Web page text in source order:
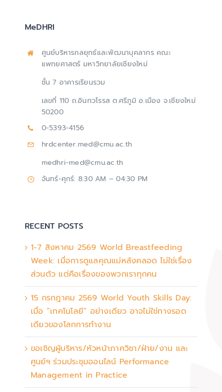
MeDHRI
ศูนย์บริหารกลยุทธ์และพัฒนาบุคลากร คณะ
แพทยศาสตร์ มหาวิทยาลัยเชียงใหม่
ชั้น 7 อาคารเรียนรวม
เลขที่ 110 ถ.อินทวโรรส ต.ศรีภูมิ อ.เมือง จ.เชียงใหม่
50200
0-5393-4156
hrdcenter.med@cmu.ac.th
medhri-med@cmu.ac.th
จันทร์-ศุกร์: 8:30 AM – 04:30 PM
RECENT POSTS
1-7 สิงหาคม 2569 World Breastfeeding
Week: เมื่อการดูแลคุณแม่หลังคลอด ไม่ใช่เรื่อง
ส่วนตัว แต่คือเรื่องของพวกเราทุกคน
15 กรกฎาคม 2569 World Youth Skills Day:
เมื่อ “เทคโนโลยี” อย่างเดียว อาจไม่ใช่ทางรอด
เดียวของโลกการทำงาน
ขอเชิญผู้บริหาร/หัวหน้าภาควิชา/ฝ่าย/งาน และ
ศูนย์ฯ ร่วมประชุมออนไลน์ Performance
Management in Practice